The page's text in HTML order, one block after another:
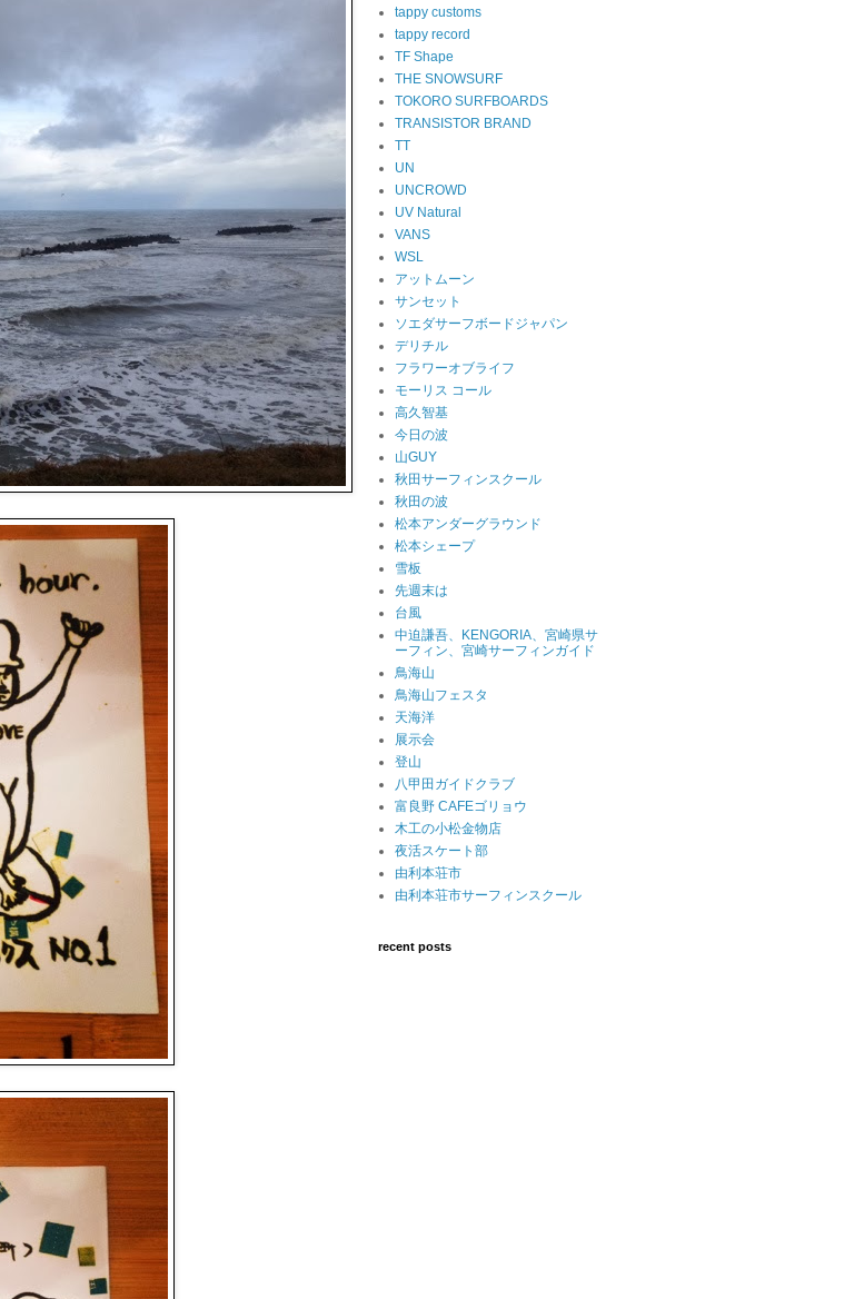
tappy customs
tappy record
TF Shape
THE SNOWSURF
TOKORO SURFBOARDS
TRANSISTOR BRAND
TT
UN
UNCROWD
UV Natural
VANS
WSL
アットムーン
サンセット
ソエダサーフボードジャパン
デリチル
フラワーオブライフ
モーリス コール
高久智基
今日の波
山GUY
秋田サーフィンスクール
秋田の波
松本アンダーグラウンド
松本シェープ
雪板
先週末は
台風
中迫謙吾、KENGORIA、宮崎県サ
ーフィン、宮崎サーフィンガイド
鳥海山
鳥海山フェスタ
天海洋
展示会
登山
八甲田ガイドクラブ
富良野 CAFEゴリョウ
木工の小松金物店
夜活スケート部
由利本荘市
由利本荘市サーフィンスクール
recent posts